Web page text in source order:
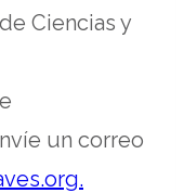
Ciencias y
un correo